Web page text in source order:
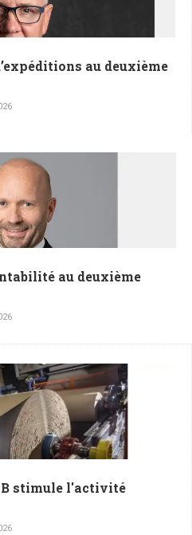
au deuxième
au deuxième
stimule l'activité